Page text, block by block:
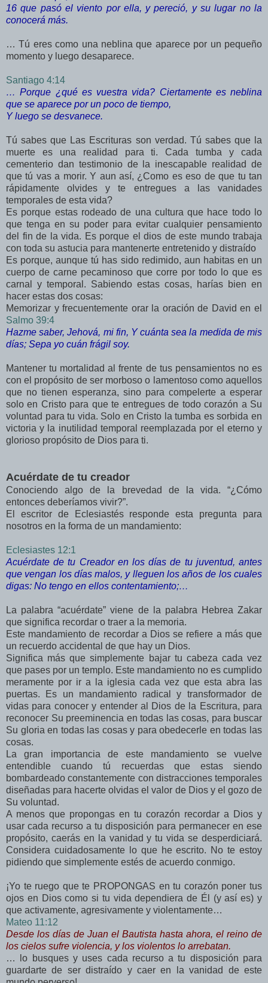
16 que pasó el viento por ella, y pereció, y su lugar no la
conocerá más.
… Tú eres como una neblina que aparece por un pequeño
momento y luego desaparece.
Santiago 4:14
… Porque ¿qué es vuestra vida? Ciertamente es neblina
que se aparece por un poco de tiempo,
Y luego se desvanece.
Tú sabes que Las Escrituras son verdad. Tú sabes que la
muerte es una realidad para ti. Cada tumba y cada
cementerio dan testimonio de la inescapable realidad de
que tú vas a morir. Y aun así, ¿Como es eso de que tu tan
rápidamente olvides y te entregues a las vanidades
temporales de esta vida?
Es porque estas rodeado de una cultura que hace todo lo
que tenga en su poder para evitar cualquier pensamiento
del fin de la vida. Es porque el dios de este mundo trabaja
con toda su astucia para mantenerte entretenido y distraído
Es porque, aunque tú has sido redimido, aun habitas en un
cuerpo de carne pecaminoso que corre por todo lo que es
carnal y temporal. Sabiendo estas cosas, harías bien en
hacer estas dos cosas:
Memorizar y frecuentemente orar la oración de David en el
Salmo 39:4
Hazme saber, Jehová, mi fin, Y cuánta sea la medida de mis
días; Sepa yo cuán frágil soy.
Mantener tu mortalidad al frente de tus pensamientos no es
con el propósito de ser morboso o lamentoso como aquellos
que no tienen esperanza, sino para compelerte a esperar
solo en Cristo para que te entregues de todo corazón a Su
voluntad para tu vida. Solo en Cristo la tumba es sorbida en
victoria y la inutilidad temporal reemplazada por el eterno y
glorioso propósito de Dios para ti.
Acuérdate de tu creador
Conociendo algo de la brevedad de la vida. “¿Cómo
entonces deberíamos vivir?”.
El escritor de Eclesiastés responde esta pregunta para
nosotros en la forma de un mandamiento:
Eclesiastes 12:1
Acuérdate de tu Creador en los días de tu juventud, antes
que vengan los días malos, y lleguen los años de los cuales
digas: No tengo en ellos contentamiento;…
La palabra “acuérdate” viene de la palabra Hebrea Zakar
que significa recordar o traer a la memoria.
Este mandamiento de recordar a Dios se refiere a más que
un recuerdo accidental de que hay un Dios.
Significa más que simplemente bajar tu cabeza cada vez
que pases por un templo. Este mandamiento no es cumplido
meramente por ir a la iglesia cada vez que esta abra las
puertas. Es un mandamiento radical y transformador de
vidas para conocer y entender al Dios de la Escritura, para
reconocer Su preeminencia en todas las cosas, para buscar
Su gloria en todas las cosas y para obedecerle en todas las
cosas.
La gran importancia de este mandamiento se vuelve
entendible cuando tú recuerdas que estas siendo
bombardeado constantemente con distracciones temporales
diseñadas para hacerte olvidas el valor de Dios y el gozo de
Su voluntad.
A menos que propongas en tu corazón recordar a Dios y
usar cada recurso a tu disposición para permanecer en ese
propósito, caerás en la vanidad y tu vida se desperdiciará.
Considera cuidadosamente lo que he escrito. No te estoy
pidiendo que simplemente estés de acuerdo conmigo.
¡Yo te ruego que te PROPONGAS en tu corazón poner tus
ojos en Dios como si tu vida dependiera de Él (y así es) y
que activamente, agresivamente y violentamente…
Mateo 11:12
Desde los días de Juan el Bautista hasta ahora, el reino de
los cielos sufre violencia, y los violentos lo arrebatan.
… lo busques y uses cada recurso a tu disposición para
guardarte de ser distraído y caer en la vanidad de este